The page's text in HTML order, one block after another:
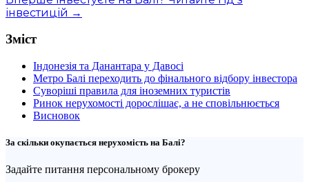
інвестицій →
Зміст
Індонезія та Данантара у Давосі
Метро Балі переходить до фінального відбору інвестора
Суворіші правила для іноземних туристів
Ринок нерухомості дорослішає, а не сповільнюється
Висновок
За скільки окупається нерухомість на Балі?
Задайте питання персональному брокеру